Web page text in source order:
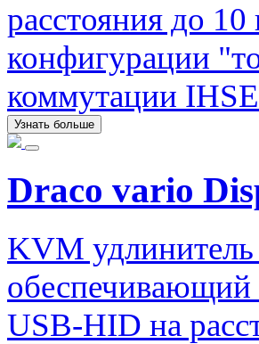
расстояния до
конфигурации
коммутации
Узнать больше
Draco vario
KVM
обеспечивающий
USB-HID на